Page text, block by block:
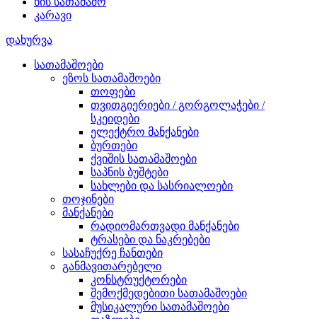
კარავი
დახურვა
სათამაშოები
ეზოს სათამაშოები
თოფები
თვითგიერიები / გორგოლაჭები /
სკეიდები
ელექტრო მანქანები
ბურთები
ქვიშის სათამაშოები
საპნის ბუშტები
სახლები და სასრიალოები
თოჯინები
მანქანები
რადიომართვადი მანქანები
ტრასები და ნაკრებები
სასაჩუქრე ჩანთები
განმავითარებელი
კონსტრუქტორები
შემოქმედებითი სათამაშოები
მუსიკალური სათამაშოები